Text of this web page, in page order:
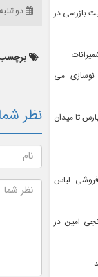
بازرسی در
نوسازی می
تا میدان
لباس
امین در
دوشنبه 1404/09/10 21:16
نظر